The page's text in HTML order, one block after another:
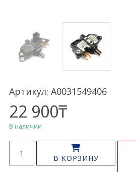
Артикул: A0031549406
22 900₸
В наличии
товара
Реле
В КОРЗИНУ